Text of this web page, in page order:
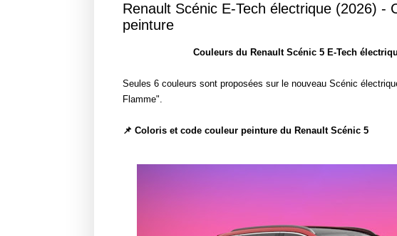
Renault Scénic E-Tech électrique (2026) -
peinture
Couleurs du Renault Scénic 5 E-Tech
Seules 6 couleurs sont proposées sur le nouveau Scénic
Flamme".
📌 Coloris et code couleur peinture du Renault Scénic 5